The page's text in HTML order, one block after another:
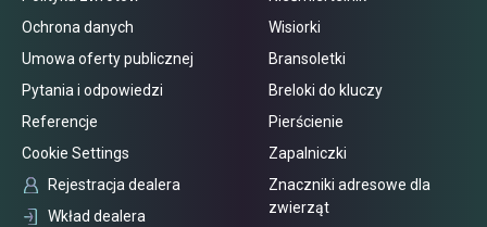
Ochrona danych
Umowa oferty publicznej
Pytania i odpowiedzi
Referencje
Cookie Settings
Rejestracja dealera
Wkład dealera
Wisiorki
Bransoletki
Breloki do kluczy
Pierścienie
Zapalniczki
Znaczniki adresowe dla
zwierząt